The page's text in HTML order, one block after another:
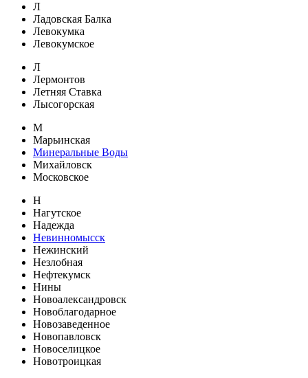
Л
Ладовская Балка
Левокумка
Левокумское
Л
Лермонтов
Летняя Ставка
Лысогорская
М
Марьинская
Минеральные Воды
Михайловск
Московское
Н
Нагутское
Надежда
Невинномысск
Нежинский
Незлобная
Нефтекумск
Нины
Новоалександровск
Новоблагодарное
Новозаведенное
Новопавловск
Новоселицкое
Новотроицкая